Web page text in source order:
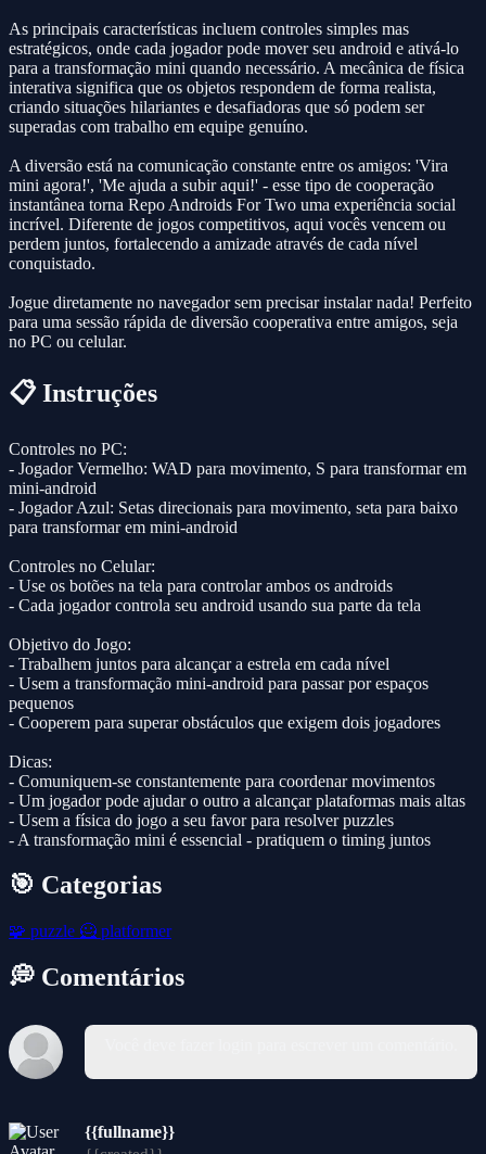
As principais características incluem controles simples mas
estratégicos, onde cada jogador pode mover seu android e ativá-lo
para a transformação mini quando necessário. A mecânica de física
interativa significa que os objetos respondem de forma realista,
criando situações hilariantes e desafiadoras que só podem ser
superadas com trabalho em equipe genuíno.
A diversão está na comunicação constante entre os amigos: 'Vira
mini agora!', 'Me ajuda a subir aqui!' - esse tipo de cooperação
instantânea torna Repo Androids For Two uma experiência social
incrível. Diferente de jogos competitivos, aqui vocês vencem ou
perdem juntos, fortalecendo a amizade através de cada nível
conquistado.
Jogue diretamente no navegador sem precisar instalar nada! Perfeito
para uma sessão rápida de diversão cooperativa entre amigos, seja
no PC ou celular.
📋 Instruções
Controles no PC:
- Jogador Vermelho: WAD para movimento, S para transformar em
mini-android
- Jogador Azul: Setas direcionais para movimento, seta para baixo
para transformar em mini-android
Controles no Celular:
- Use os botões na tela para controlar ambos os androids
- Cada jogador controla seu android usando sua parte da tela
Objetivo do Jogo:
- Trabalhem juntos para alcançar a estrela em cada nível
- Usem a transformação mini-android para passar por espaços
pequenos
- Cooperem para superar obstáculos que exigem dois jogadores
Dicas:
- Comuniquem-se constantemente para coordenar movimentos
- Um jogador pode ajudar o outro a alcançar plataformas mais altas
- Usem a física do jogo a seu favor para resolver puzzles
- A transformação mini é essencial - pratiquem o timing juntos
🎯 Categorias
🧩 puzzle 🦸 platformer
💭 Comentários
{{fullname}}